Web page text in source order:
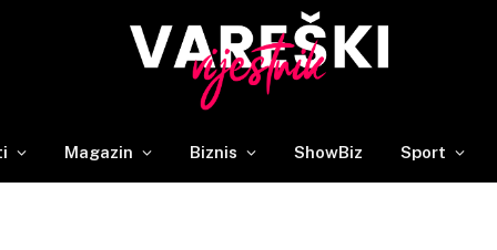
Magazin Biznis ShowBiz Sport